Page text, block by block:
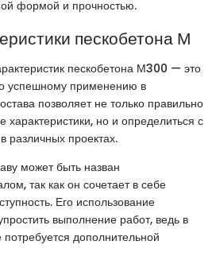
формой и прочностью.
пескобетона М
пескобетона М300 — это
успешному применению в
позволяет не только правильно
характеристики, но и определиться с
различных проектах.
может быть назван
так как он сочетает в себе
Его использование
выполнение работ, ведь в
дополнительной